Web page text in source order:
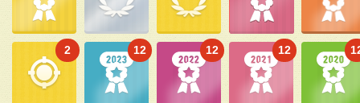
2 12 12 12